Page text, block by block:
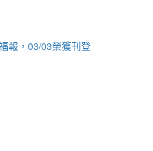
報，03/03榮獲刊登